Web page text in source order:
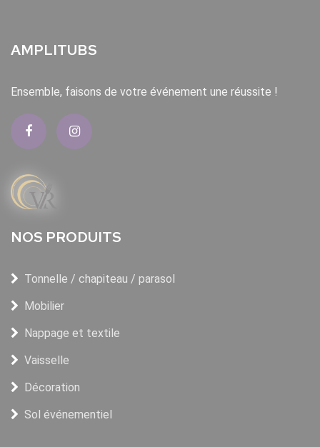
AMPLITUBS
Ensemble, faisons de votre événement une réussite !
NOS PRODUITS
Tonnelle / chapiteau / parasol
Mobilier
Nappage et textile
Vaisselle
Décoration
Sol événementiel